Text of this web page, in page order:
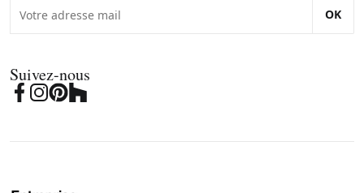
OK
Suivez-nous